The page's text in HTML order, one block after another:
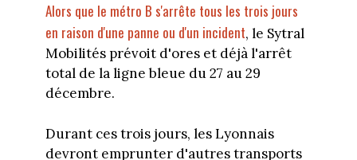
Alors que le métro B s'arrête tous les trois jours
en raison d'une panne ou d'un incident, le Sytral
Mobilités prévoit d'ores et déjà l'arrêt
total de la ligne bleue du 27 au 29
décembre.
Durant ces trois jours, les Lyonnais
devront emprunter d'autres transports